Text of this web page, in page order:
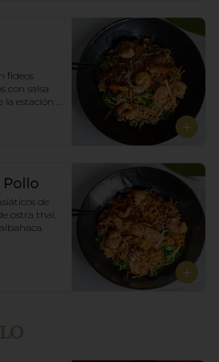
fideos
con salsa
la estación y
Pollo
de
ostra thai,